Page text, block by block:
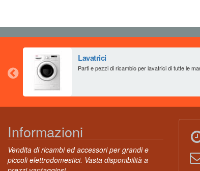
Lavatrici
Parti e pezzi di ricambio per lavatrici di tutte le
Informazioni
Vendita di ricambi ed accessori per grandi e
piccoli elettrodomestici. Vasta disponibilità a